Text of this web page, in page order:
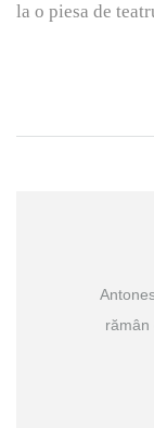
la o piesa de
rămân